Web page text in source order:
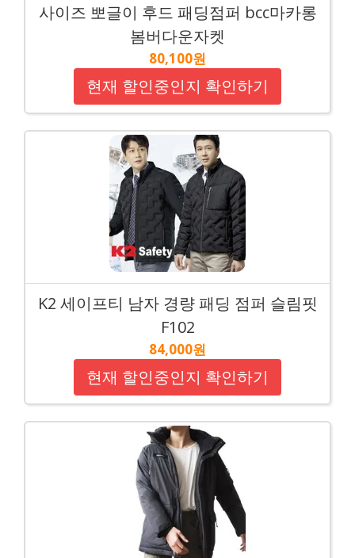
사이즈 뽀글이 후드 패딩점퍼 bcc마카롱
봄버다운자켓
80,100원
현재 할인중인지 확인하기
K2 세이프티 남자 경량 패딩 점퍼 슬림핏
F102
84,000원
현재 할인중인지 확인하기